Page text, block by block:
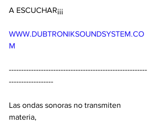
A ESCUCHAR¡¡¡
WWW.DUBTRONIKSOUNDSYSTEM.CO
M
--------------------------------------------------------
------------------
Las ondas sonoras no transmiten
materia,